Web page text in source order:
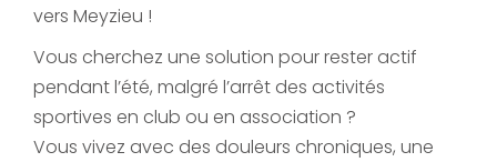
vers Meyzieu !
Vous cherchez une solution pour rester actif
pendant l’été, malgré l’arrêt des activités
sportives en club ou en association ?
Vous vivez avec des douleurs chroniques, une